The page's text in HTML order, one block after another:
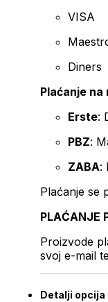
VISA
Diners
Plaćanje na
Erste:
PBZ:
ZABA:
Plaćanje se
PLAĆANJE
Proizvode
svoj e-mail
Detalji opcija